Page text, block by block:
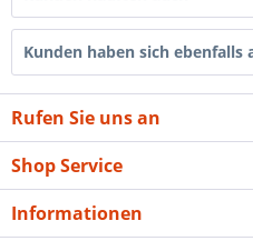
Kunden haben sich ebenfalls
Rufen Sie uns an
Shop Service
Informationen